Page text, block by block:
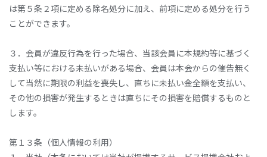
は第５条２項に定める除名処分に加え、前項に定める処分を行う
ことができます。
３．会員が違反行為を行った場合、当該会員に本規約等に基づく
支払い等における未払いがある場合、会員は本会からの催告無く
して当然に期限の利益を喪失し、直ちに未払い金全額を支払い、
その他の損害が発生するときは直ちにその損害を賠償するものと
します。
第１３条（個人情報の利用）